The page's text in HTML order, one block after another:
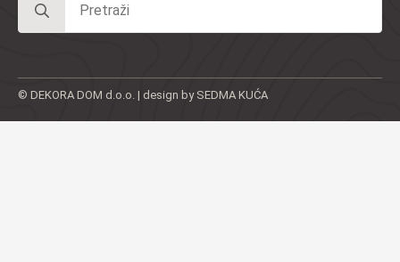
for:
© DEKORA DOM d.o.o. | design by SEDMA KUĆA